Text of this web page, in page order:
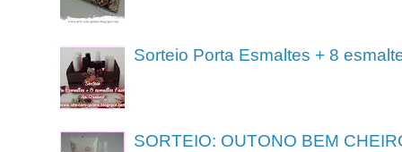
Sorteio Porta Esmaltes + 8
SORTEIO: OUTONO BEM